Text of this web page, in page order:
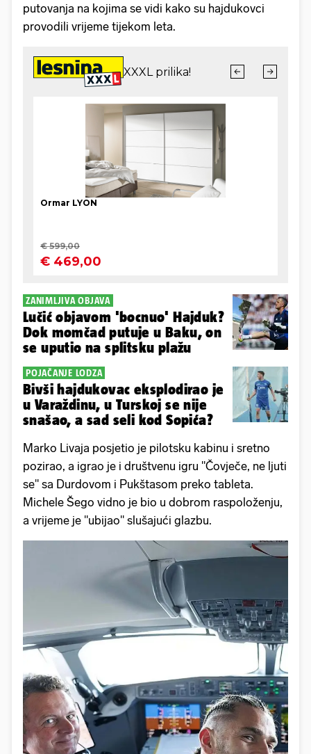
putovanja na kojima se vidi kako su hajdukovci
provodili vrijeme tijekom leta.
ZANIMLJIVA OBJAVA
Lučić objavom 'bocnuo' Hajduk?
Dok momčad putuje u Baku, on
se uputio na splitsku plažu
POJAČANJE LODZA
Bivši hajdukovac eksplodirao je
u Varaždinu, u Turskoj se nije
snašao, a sad seli kod Sopića?
Marko Livaja posjetio je pilotsku kabinu i sretno
pozirao, a igrao je i društvenu igru "Čovječe, ne ljuti
se" sa Durdovom i Pukštasom preko tableta.
Michele Šego vidno je bio u dobrom raspoloženju,
a vrijeme je "ubijao" slušajući glazbu.